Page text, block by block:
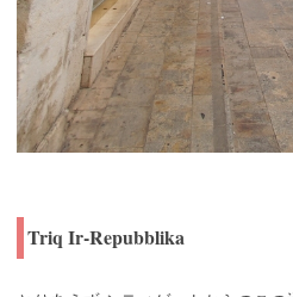
Triq Ir-Repubblika